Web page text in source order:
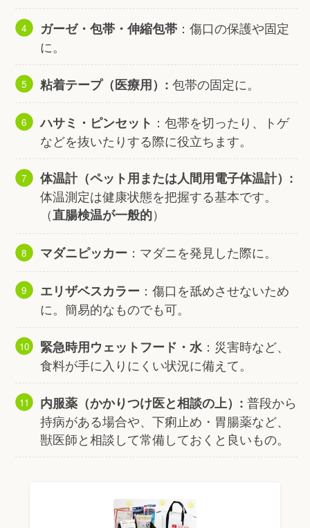
ガーゼ・包帯・伸縮包帯 ：傷口の保護や固定
に。
粘着テープ（医療用）: 包帯の固定に。
ハサミ・ピンセット ：包帯を切ったり、トゲ
などを抜いたりする際に役立ちます。
体温計（ペット用または人間用電子体温計）:
体温測定は健康状態を把握する基本です。
（直腸検温が一般的）
マダニピッカー ：マダニを発見した際に。
エリザベスカラー ：傷口を舐めさせないため
に。簡易的なものでも可。
緊急時用ウェットフード・水 ：災害時など、
食料が手に入りにくい状況に備えて。
内服薬（かかりつけ医と相談の上）: 普段から
持病がある場合や、下痢止め・胃腸薬など、
獣医師と相談して常備しておくと良いもの。